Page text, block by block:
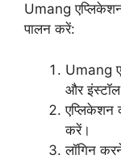
Umang
पालन करें:
Umang
और
एप्लिकेशन
करें।
लॉगिन